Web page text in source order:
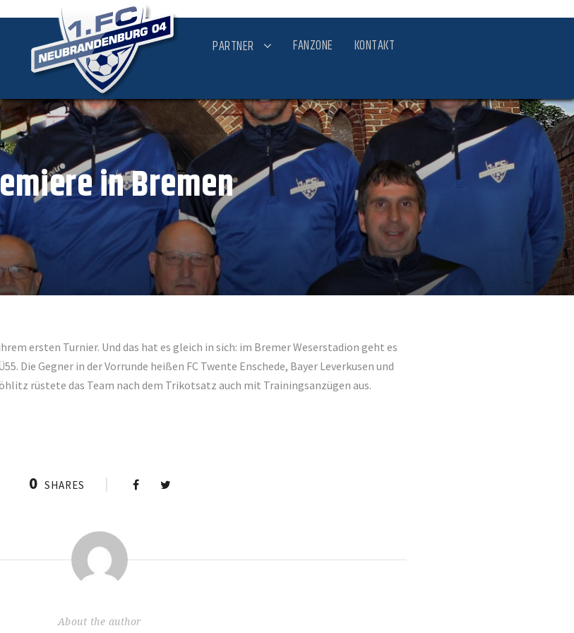
PARTNER FANZONE KONTAKT
in Bremen
ersten Turnier. Und das hat es gleich in sich: im Bremer Weserstadion geht es
Die Gegner in der Vorrunde heißen FC Twente Enschede, Bayer Leverkusen und
rüstete das Team nach dem Trikotsatz auch mit Trainingsanzügen aus.
0 SHARES
About the author